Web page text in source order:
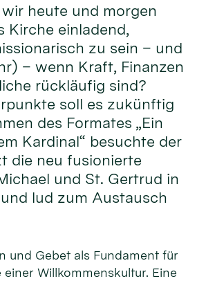
heute und morgen
Kirche einladend,
zu sein – und
– wenn Kraft, Finanzen
rückläufig sind?
soll es zukünftig
des Formates „Ein
Kardinal“ besuchte der
die neu fusionierte
und St. Gertrud in
lud zum Austausch
und Gebet als Fundament für
Willkommenskultur. Eine